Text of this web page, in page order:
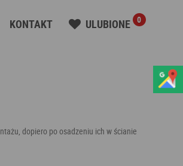
KONTAKT ULUBIONE 0
dopiero po osadzeniu ich w ścianie